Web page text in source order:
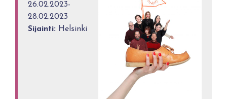
26.02.2023-
28.02.2023
Sijainti: Helsinki